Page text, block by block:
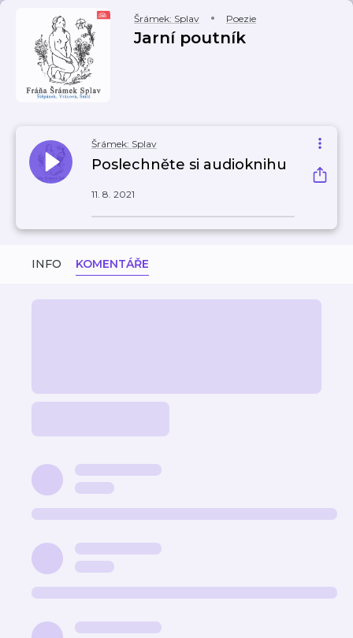
Šrámek: Splav Poezie
Jarní poutník
Šrámek: Splav
Poslechněte si audioknihu
11. 8. 2021
INFO KOMENTÁŘE